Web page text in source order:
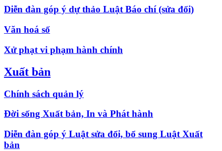
Diễn đàn góp ý dự thảo Luật Báo chí (sửa đổi)
Văn hoá số
Xử phạt vi phạm hành chính
Xuất bản
Chính sách quản lý
Đời sống Xuất bản, In và Phát hành
Diễn đàn góp ý Luật sửa đổi, bổ sung Luật Xuất
bản